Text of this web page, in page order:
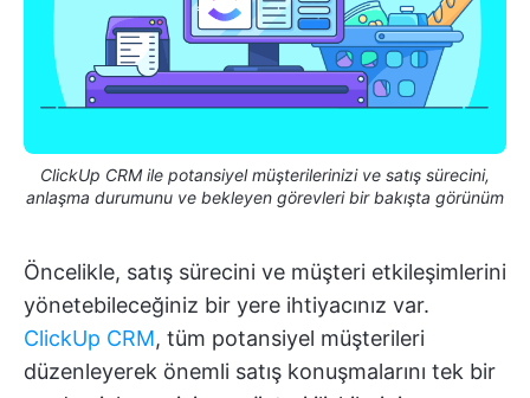
ClickUp CRM ile potansiyel müşterilerinizi ve satış sürecini,
anlaşma durumunu ve bekleyen görevleri bir bakışta görünüm
Öncelikle, satış sürecini ve müşteri etkileşimlerini
yönetebileceğiniz bir yere ihtiyacınız var.
ClickUp CRM, tüm potansiyel müşterileri
düzenleyerek önemli satış konuşmalarını tek bir